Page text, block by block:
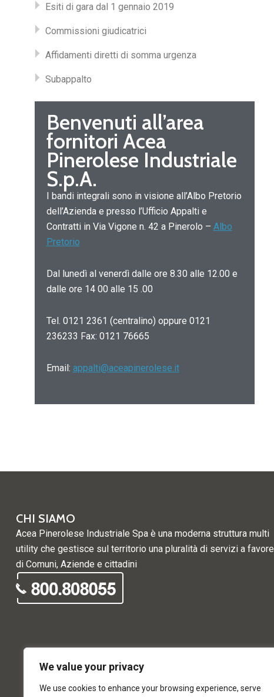
We value your privacy
We use cookies to enhance your browsing experience, serve
Esiti di gara dal 1 gennaio 2019
Commissioni giudicatrici
Affidamenti diretti di somma urgenza
Subappalto
Benvenuti all’area
fornitori Acea
Pinerolese Industriale
S.p.A.
I bandi integrali sono in visione all’Albo Pretorio
dell’Azienda e presso l’Ufficio Appalti e
Contratti in Via Vigone n. 42 a Pinerolo – Albo
Pretorio
Dal lunedì al venerdì dalle ore 8.30 alle 12.00 e
dalle ore 14 00 alle 15 .00
Tel. 0121 2361 (centralino) oppure 0121
236233 Fax: 0121 76665
Email: appalti@aceapinerolese.it
CHI SIAMO
Acea Pinerolese Industriale Spa è una moderna struttura multi
utility che gestisce sul territorio una pluralità di servizi a favore
di Comuni, Aziende e cittadini